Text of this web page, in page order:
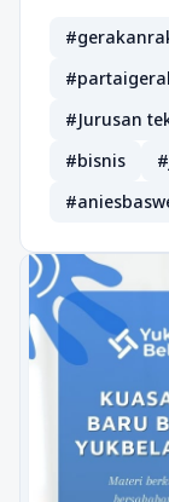
#Jurusan
#bisnis